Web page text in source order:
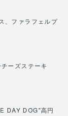
ファラフェルプ
ーズステーキ
DAY DOG"高円